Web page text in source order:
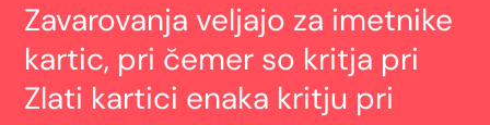
Zavarovanja veljajo za imetnike
kartic, pri čemer so kritja pri
Zlati kartici enaka kritju pri